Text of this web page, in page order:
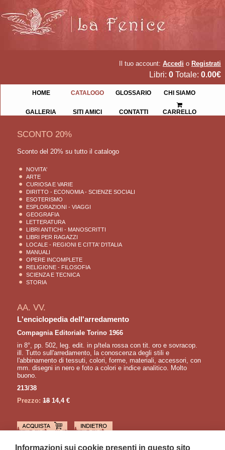
Il tuo account: Accedi o Registrati
Libri: 0 Totale: 0.00€
HOME CATALOGO GLOSSARIO CHI SIAMO
GALLERIA SITI AMICI CONTATTI CARRELLO
SCONTO 20%
Sconto del 20% su tutto il catalogo
NOVITA'
ARTE
CURIOSA E VARIE
DIRITTO - ECONOMIA - SCIENZE SOCIALI
ESOTERISMO
ESPLORAZIONI - VIAGGI
GEOGRAFIA
LETTERATURA
LIBRI ANTICHI - MANOSCRITTI
LIBRI PER RAGAZZI
LOCALE - REGIONI E CITTA' D'ITALIA
MANUALI
OPERE INCOMPLETE
RELIGIONE - FILOSOFIA
SCIENZA E TECNICA
STORIA
AA. VV.
L'enciclopedia dell'arredamento
Compagnia Editoriale Torino 1966
in 8°, pp. 502, leg. edit. in p/tela rossa con tit. oro e sovracop.
ill. Tutto sull'arredamento, la conoscenza degli stili e
l'abbinamento di tessuti, colori, forme, materiali, accessori, con
mm. disegni in nero e foto a colori e indice analitico. Molto
buono.
213/38
Prezzo: 1814,4 €
LETTURE CONSIGLIATE
Informazioni sui cookie presenti in questo sito